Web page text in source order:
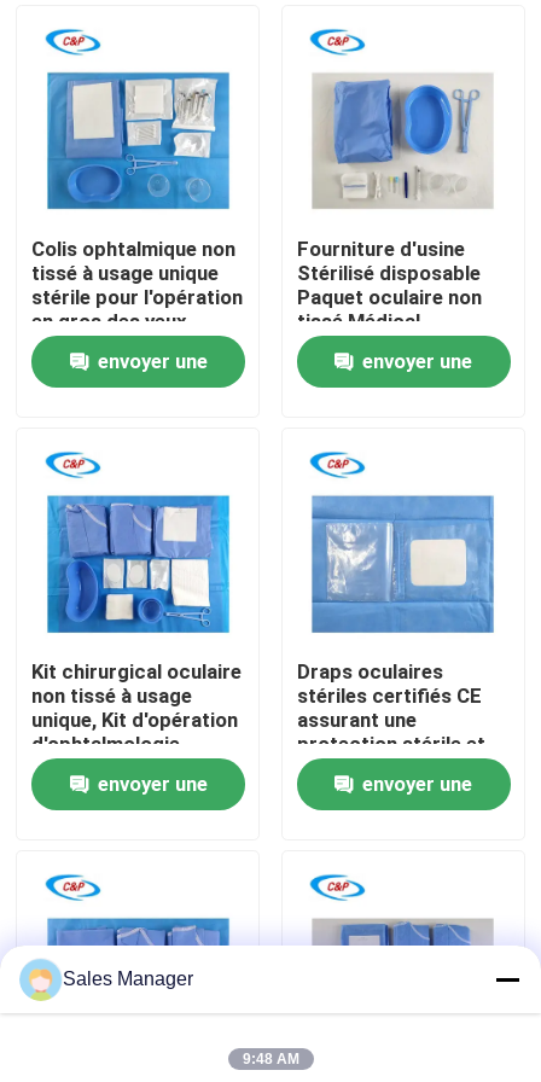
À la maison
Produits
Vidéos
Le spectacle VR
À propos de nous
Visite de l'usine
Nous contacter
Nouvelles
Colis ophtalmique non
tissé à usage unique
stérile pour l'opération
en gros des yeux
envoyer une
Fourniture d'usine
Stérilisé disposable
Paquet oculaire non
tissé Médical
Ophthalmic Drapeau
chirurgicalenvoyer une
Kit chirurgical oculaire
non tissé à usage
unique, Kit d'opération
d'ophtalmologie
stérile pour hôpital
ophtalmiqueenvoyer une
Draps oculaires
stériles certifiés CE
assurant une
protection stérile et
une opération pratique
envoyer une
Sales Manager
9:48 AM